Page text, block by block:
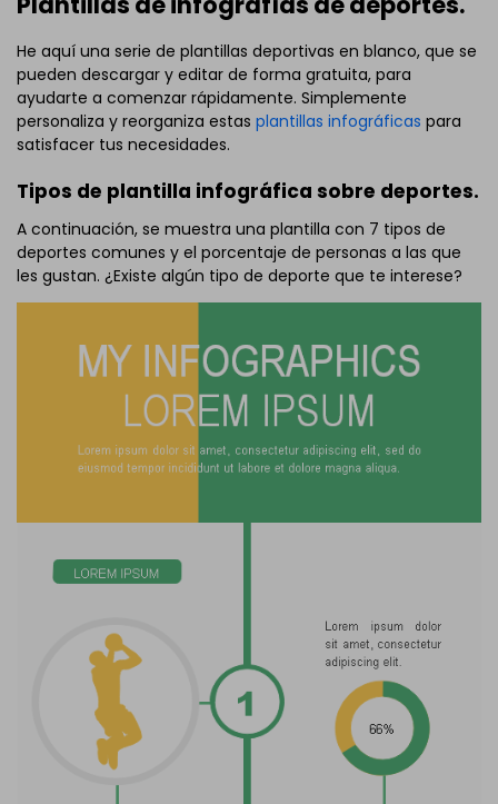
He aquí una serie de plantillas deportivas en blanco, que se
pueden descargar y editar de forma gratuita, para
ayudarte a comenzar rápidamente. Simplemente
personaliza y reorganiza estas plantillas infográficas para
satisfacer tus necesidades.
Tipos de plantilla infográfica sobre deportes.
A continuación, se muestra una plantilla con 7 tipos de
deportes comunes y el porcentaje de personas a las que
les gustan. ¿Existe algún tipo de deporte que te interese?